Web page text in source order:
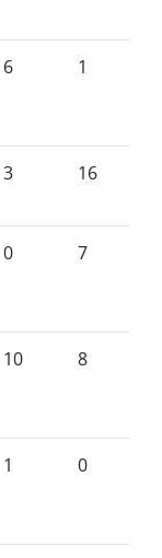
6 1
3 16
0 7
10 8
1 0